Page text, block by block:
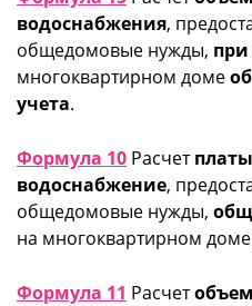
водоснабжения,
общедомовые нужды, при
многоквартирном доме
учета.
Формула 10 Расчет
водоснабжение,
общедомовые нужды,
на многоквартирном доме
Формула 11 Расчет